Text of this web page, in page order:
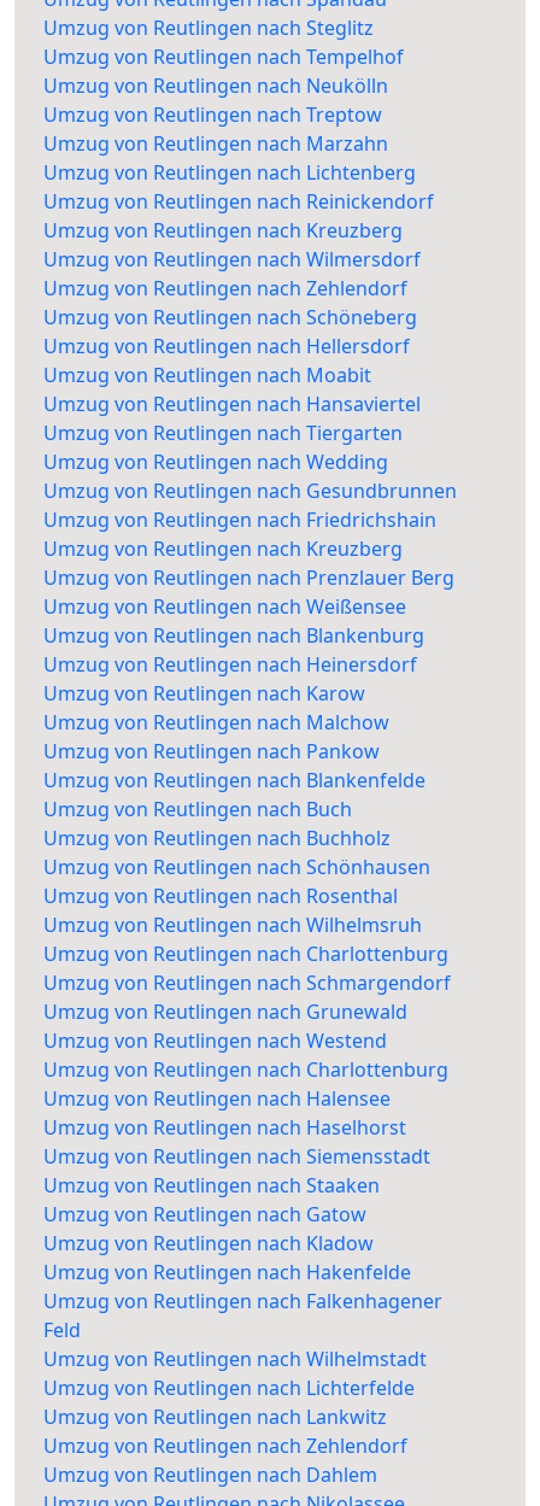
Umzug von Reutlingen nach Steglitz
Umzug von Reutlingen nach Tempelhof
Umzug von Reutlingen nach Neukölln
Umzug von Reutlingen nach Treptow
Umzug von Reutlingen nach Marzahn
Umzug von Reutlingen nach Lichtenberg
Umzug von Reutlingen nach Reinickendorf
Umzug von Reutlingen nach Kreuzberg
Umzug von Reutlingen nach Wilmersdorf
Umzug von Reutlingen nach Zehlendorf
Umzug von Reutlingen nach Schöneberg
Umzug von Reutlingen nach Hellersdorf
Umzug von Reutlingen nach Moabit
Umzug von Reutlingen nach Hansaviertel
Umzug von Reutlingen nach Tiergarten
Umzug von Reutlingen nach Wedding
Umzug von Reutlingen nach Gesundbrunnen
Umzug von Reutlingen nach Friedrichshain
Umzug von Reutlingen nach Kreuzberg
Umzug von Reutlingen nach Prenzlauer Berg
Umzug von Reutlingen nach Weißensee
Umzug von Reutlingen nach Blankenburg
Umzug von Reutlingen nach Heinersdorf
Umzug von Reutlingen nach Karow
Umzug von Reutlingen nach Malchow
Umzug von Reutlingen nach Pankow
Umzug von Reutlingen nach Blankenfelde
Umzug von Reutlingen nach Buch
Umzug von Reutlingen nach Buchholz
Umzug von Reutlingen nach Schönhausen
Umzug von Reutlingen nach Rosenthal
Umzug von Reutlingen nach Wilhelmsruh
Umzug von Reutlingen nach Charlottenburg
Umzug von Reutlingen nach Schmargendorf
Umzug von Reutlingen nach Grunewald
Umzug von Reutlingen nach Westend
Umzug von Reutlingen nach Charlottenburg
Umzug von Reutlingen nach Halensee
Umzug von Reutlingen nach Haselhorst
Umzug von Reutlingen nach Siemensstadt
Umzug von Reutlingen nach Staaken
Umzug von Reutlingen nach Gatow
Umzug von Reutlingen nach Kladow
Umzug von Reutlingen nach Hakenfelde
Umzug von Reutlingen nach Falkenhagener
Feld
Umzug von Reutlingen nach Wilhelmstadt
Umzug von Reutlingen nach Lichterfelde
Umzug von Reutlingen nach Lankwitz
Umzug von Reutlingen nach Zehlendorf
Umzug von Reutlingen nach Dahlem